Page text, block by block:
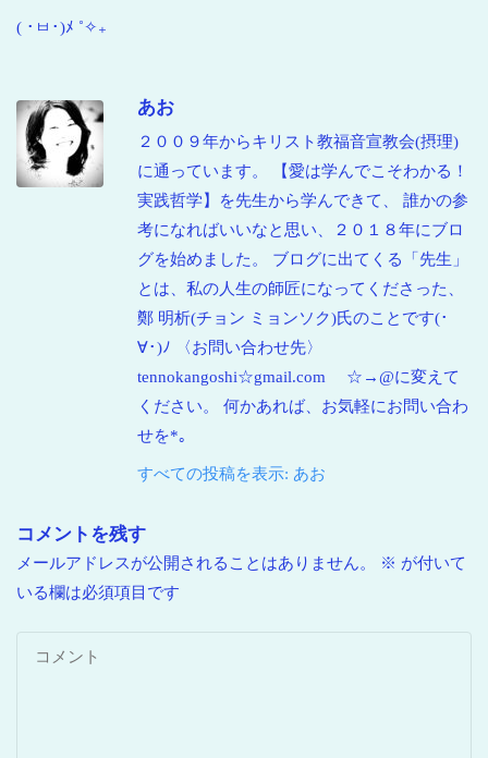
( ･ㅂ･)ﾒ ˚✧₊
あお
２００９年からキリスト教福音宣教会(摂理)
に通っています。 【愛は学んでこそわかる！
実践哲学】を先生から学んできて、 誰かの参
考になればいいなと思い、２０１８年にブロ
グを始めました。 ブログに出てくる「先生」
とは、私の人生の師匠になってくださった、
鄭 明析(チョン ミョンソク)氏のことです(･
∀･)ﾉ 〈お問い合わせ先〉
tennokangoshi☆gmail.com ☆→@に変えて
ください。 何かあれば、お気軽にお問い合わ
せを*｡
すべての投稿を表示: あお
コメントを残す
メールアドレスが公開されることはありません。 ※ が付いて
いる欄は必須項目です